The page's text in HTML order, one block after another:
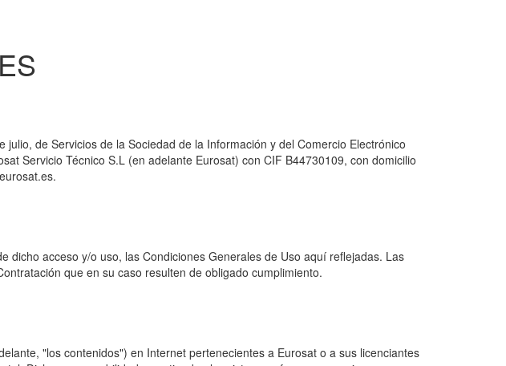
de Servicios de la Sociedad de la Información y del Comercio Electrónico
Servicio Técnico S.L (en adelante Eurosat) con CIF B44730109, con domicilio
dicho acceso y/o uso, las Condiciones Generales de Uso aquí reflejadas. Las
que en su caso resulten de obligado cumplimiento.
"los contenidos") en Internet pertenecientes a Eurosat o a sus licenciantes